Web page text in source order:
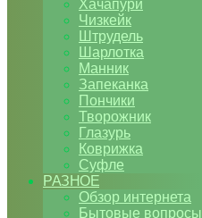
Хачапури
Чизкейк
Штрудель
Шарлотка
Манник
Запеканка
Пончики
Творожник
Глазурь
Коврижка
Суфле
РАЗНОЕ
Обзор интернета
Бытовые вопросы